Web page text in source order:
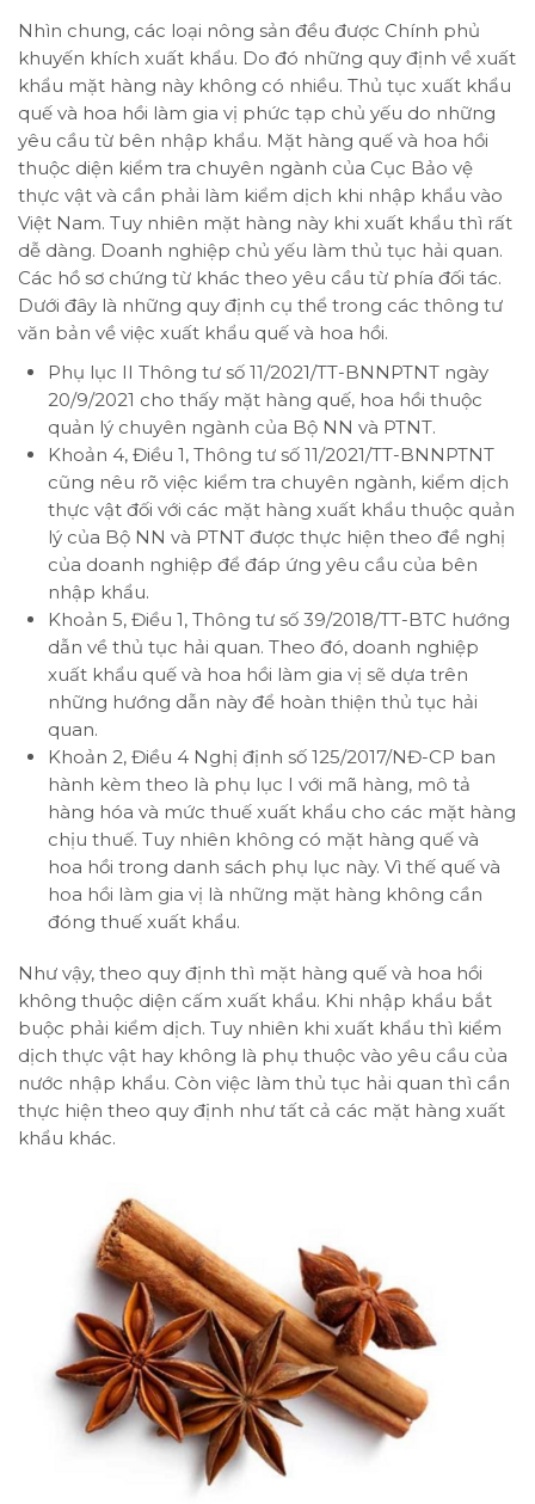
Nhìn chung, các loại nông sản đều được Chính phủ
khuyến khích xuất khẩu. Do đó những quy định về xuất
khẩu mặt hàng này không có nhiều. Thủ tục xuất khẩu
quế và hoa hồi làm gia vị phức tạp chủ yếu do những
yêu cầu từ bên nhập khẩu. Mặt hàng quế và hoa hồi
thuộc diện kiểm tra chuyên ngành của Cục Bảo vệ
thực vật và cần phải làm kiểm dịch khi nhập khẩu vào
Việt Nam. Tuy nhiên mặt hàng này khi xuất khẩu thì rất
dễ dàng. Doanh nghiệp chủ yếu làm thủ tục hải quan.
Các hồ sơ chứng từ khác theo yêu cầu từ phía đối tác.
Dưới đây là những quy định cụ thể trong các thông tư
văn bản về việc xuất khẩu quế và hoa hồi.
Phụ lục II Thông tư số 11/2021/TT-BNNPTNT ngày
20/9/2021 cho thấy mặt hàng quế, hoa hồi thuộc
quản lý chuyên ngành của Bộ NN và PTNT.
Khoản 4, Điều 1, Thông tư số 11/2021/TT-BNNPTNT
cũng nêu rõ việc kiểm tra chuyên ngành, kiểm dịch
thực vật đối với các mặt hàng xuất khẩu thuộc quản
lý của Bộ NN và PTNT được thực hiện theo đề nghị
của doanh nghiệp để đáp ứng yêu cầu của bên
nhập khẩu.
Khoản 5, Điều 1, Thông tư số 39/2018/TT-BTC hướng
dẫn về thủ tục hải quan. Theo đó, doanh nghiệp
xuất khẩu quế và hoa hồi làm gia vị sẽ dựa trên
những hướng dẫn này để hoàn thiện thủ tục hải
quan.
Khoản 2, Điều 4 Nghị định số 125/2017/NĐ-CP ban
hành kèm theo là phụ lục I với mã hàng, mô tả
hàng hóa và mức thuế xuất khẩu cho các mặt hàng
chịu thuế. Tuy nhiên không có mặt hàng quế và
hoa hồi trong danh sách phụ lục này. Vì thế quế và
hoa hồi làm gia vị là những mặt hàng không cần
đóng thuế xuất khẩu.
Như vậy, theo quy định thì mặt hàng quế và hoa hồi
không thuộc diện cấm xuất khẩu. Khi nhập khẩu bắt
buộc phải kiểm dịch. Tuy nhiên khi xuất khẩu thì kiểm
dịch thực vật hay không là phụ thuộc vào yêu cầu của
nước nhập khẩu. Còn việc làm thủ tục hải quan thì cần
thực hiện theo quy định như tất cả các mặt hàng xuất
khẩu khác.